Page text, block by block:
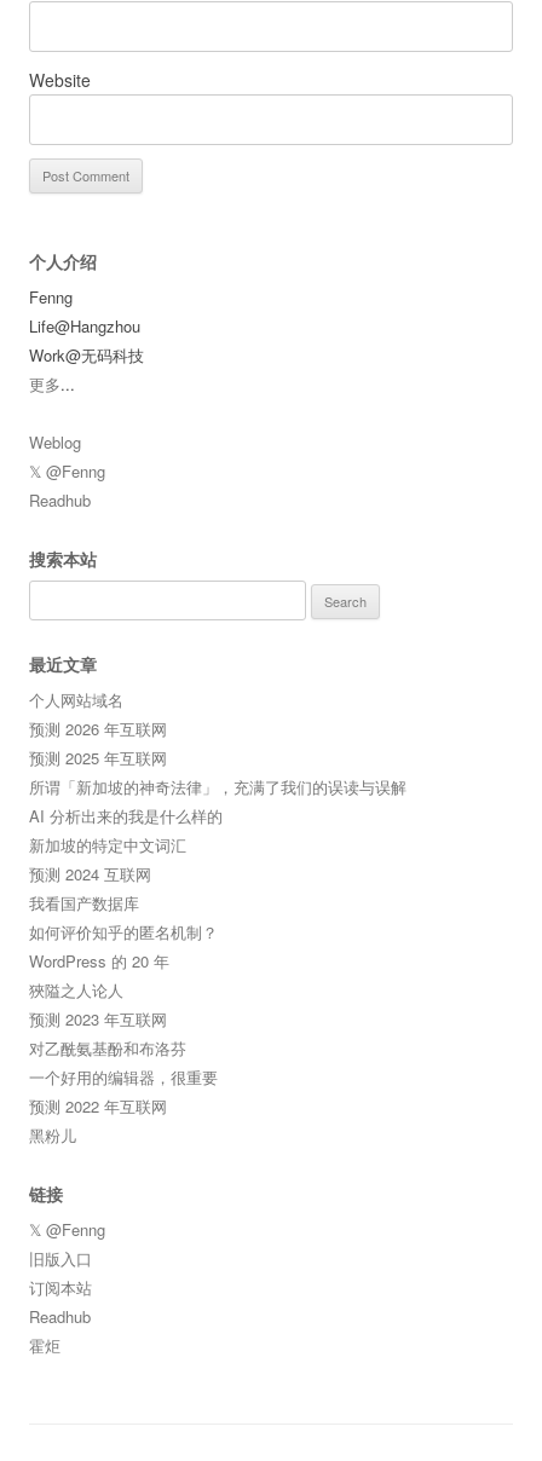
Website
个人介绍
Fenng
Life@Hangzhou
Work@无码科技
更多...
Weblog
𝕏 @Fenng
Readhub
搜索本站
for:
最近文章
个人网站域名
预测 2026 年互联网
预测 2025 年互联网
所谓「新加坡的神奇法律」，充满了我们的误读与误解
AI 分析出来的我是什么样的
新加坡的特定中文词汇
预测 2024 互联网
我看国产数据库
如何评价知乎的匿名机制？
WordPress 的 20 年
狹隘之人论人
预测 2023 年互联网
对乙酰氨基酚和布洛芬
一个好用的编辑器，很重要
预测 2022 年互联网
黑粉儿
链接
𝕏 @Fenng
旧版入口
订阅本站
Readhub
霍炬